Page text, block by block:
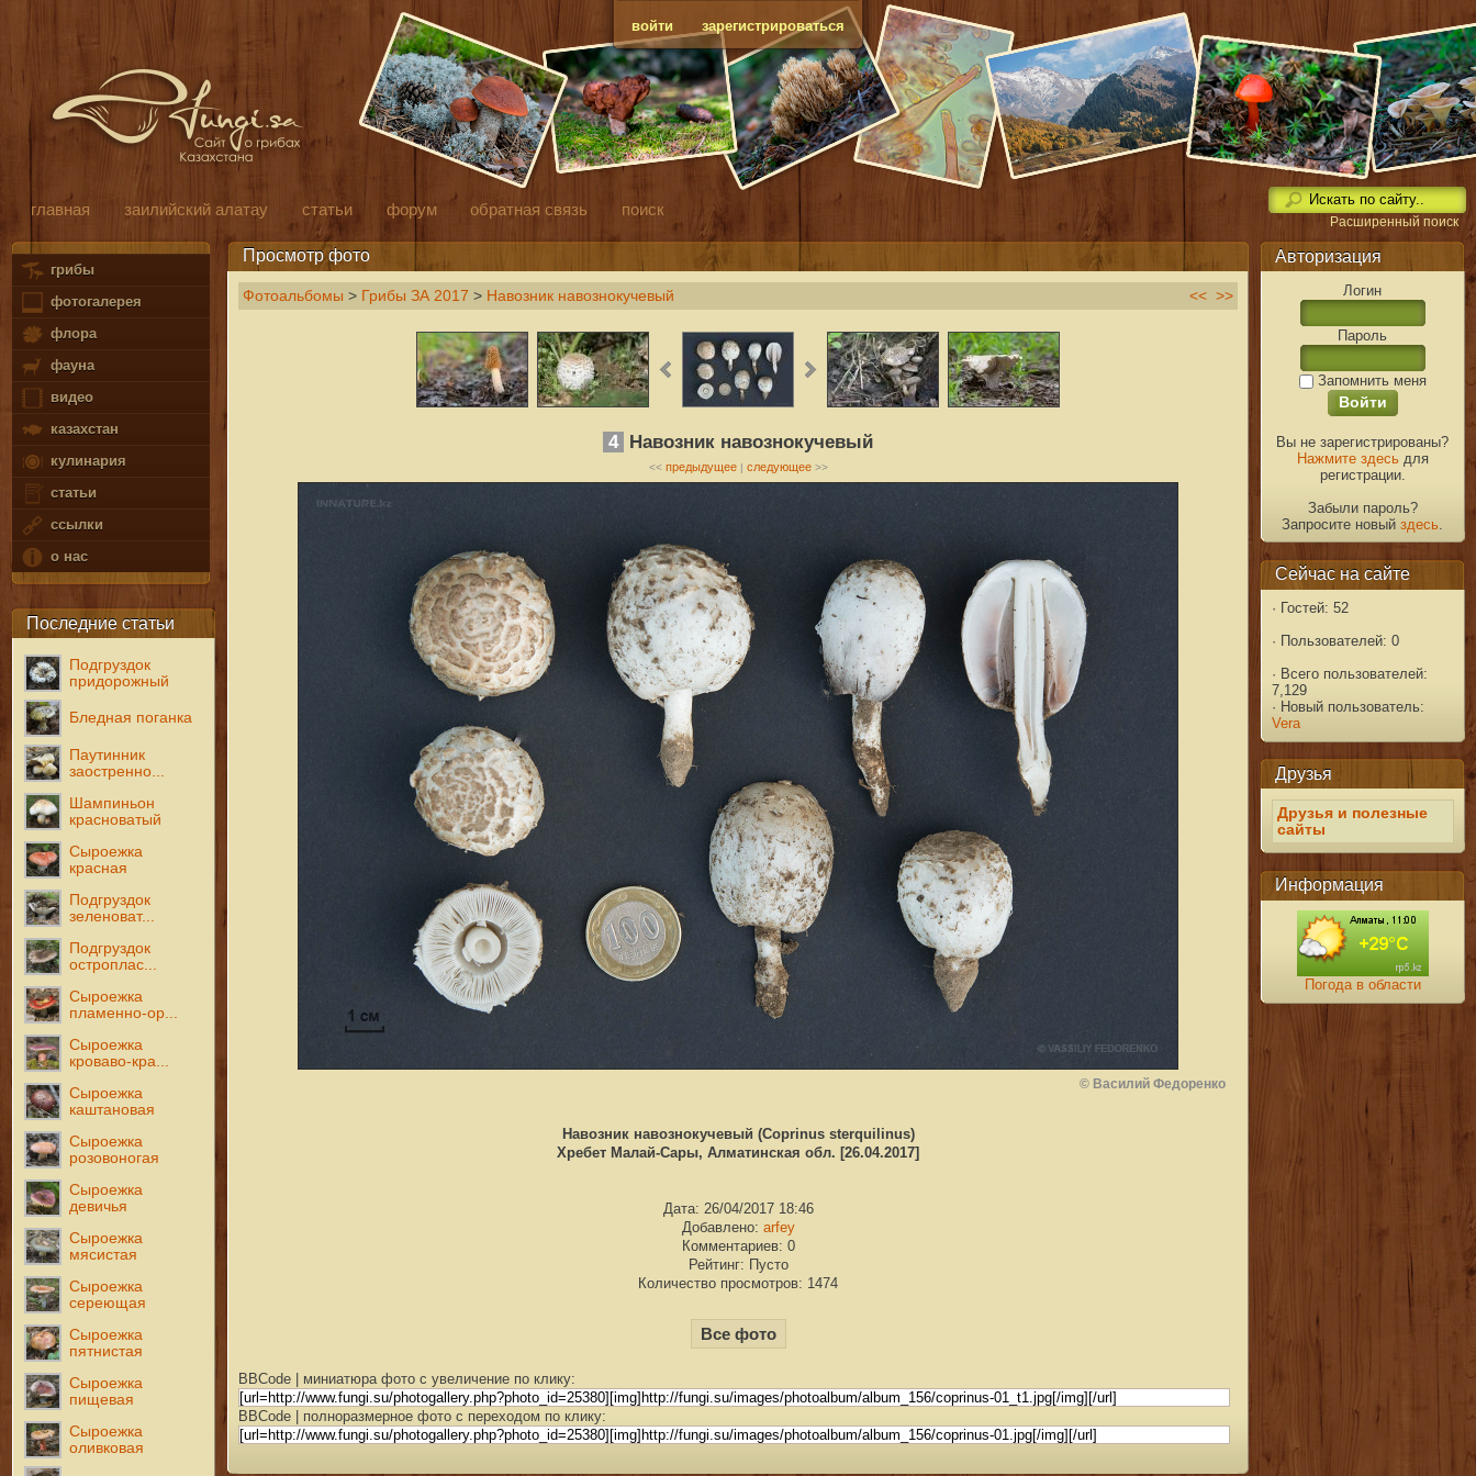
войти зарегистрироваться
главная заилийский алатау статьи форум обратная связь поиск
Расширенный поиск
грибы
фотогалерея
флора
фауна
видео
казахстан
кулинария
статьи
ссылки
о нас
Последние статьи
Подгруздок
придорожный
Бледная поганка
Паутинник
заостренно...
Шампиньон
красноватый
Сыроежка
красная
Подгруздок
зеленоват...
Подгруздок
остроплас...
Сыроежка
пламенно-ор...
Сыроежка
кроваво-кра...
Сыроежка
каштановая
Сыроежка
розовоногая
Сыроежка
девичья
Сыроежка
мясистая
Сыроежка
сереющая
Сыроежка
пятнистая
Сыроежка
пищевая
Сыроежка
оливковая
Авторизация
Логин
Пароль
Запомнить меня
Вы не зарегистрированы?
Нажмите здесьдля
регистрации.
Забыли пароль?
Запросите новыйздесь
Сейчас на сайте
· Гостей: 52
· Пользователей: 0
· Всего пользователей:
7,129
· Новый пользователь:
Vera
Друзья
Друзья и полезные
сайты
Информация
Погода в области
Просмотр фото
Фотоальбомы > Грибы ЗА 2017 > Навозник навознокучевый << >>
4 Навозник навознокучевый
<< предыдущее| следующее>>
© Василий Федоренко
Навозник навознокучевый (Coprinus sterquilinus)
Хребет Малай-Сары, Алматинская обл. [26.04.2017]
Дата: 26/04/2017 18:46
Добавлено: arfey
Комментариев: 0
Рейтинг: Пусто
Количество просмотров: 1474
Все фото
BBCode | миниатюра фото с увеличение по клику:
BBCode | полноразмерное фото с переходом по клику: